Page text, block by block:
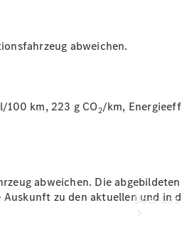
Über uns
abweichen.
100 km, 223 g CO2/km,
abweichen. Die
zu den aktuellen und in